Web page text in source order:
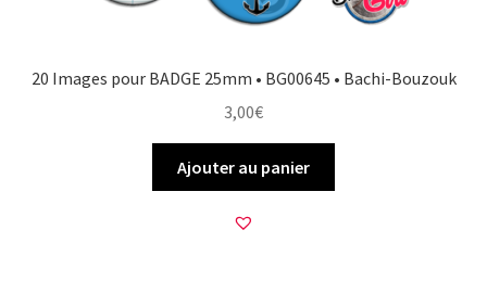
20 Images pour BADGE 25mm • BG00645 • Bachi-Bouzouk
3,00€
Ajouter au panier